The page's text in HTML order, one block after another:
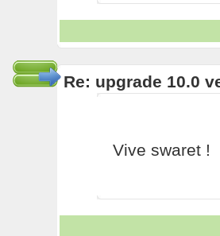
Re: upgrade 10.0
Vive swaret !